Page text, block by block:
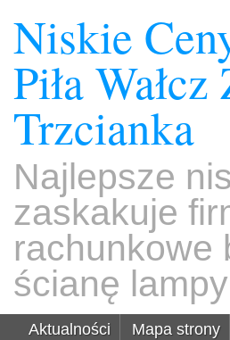
Niskie
Piła
Trzcianka
Najlepsze
zaskakuje
rachunkowe
ścianę
Aktualności Mapa strony